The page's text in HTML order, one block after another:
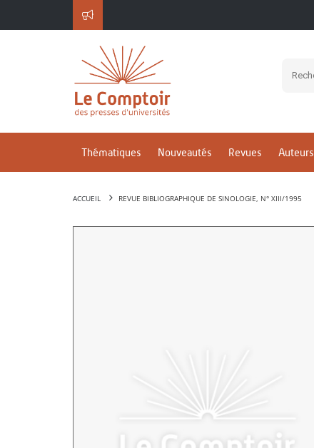
Thématiques Nouveautés Revues Auteurs
ACCUEIL REVUE BIBLIOGRAPHIQUE DE SINOLOGIE, N° XIII/1995